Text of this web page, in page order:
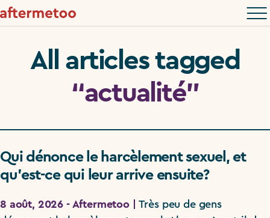
All articles tagged
“actualité”
Qui dénonce le harcèlement sexuel, et
qu’est-ce qui leur arrive ensuite?
8 août, 2026 - Aftermetoo |
Très peu de gens